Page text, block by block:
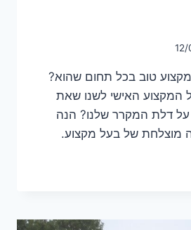
12/
טוב בכל תחום שהוא?
המקצוע האישי לשנו שאת
דלת המקרר שלנו? הנה
מוצלחת של בעל מקצוע.